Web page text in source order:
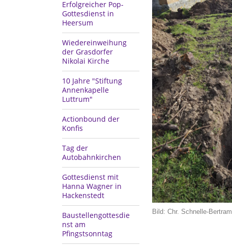
Erfolgreicher Pop-
Gottesdienst in
Heersum
Wiedereinweihung
der Grasdorfer
Nikolai Kirche
10 Jahre "Stiftung
Annenkapelle
Luttrum"
Actionbound der
Konfis
Tag der
Autobahnkirchen
Gottesdienst mit
Hanna Wagner in
Hackenstedt
Baustellengottesdie
nst am
Pfingstsonntag
Bild: Chr. Schnelle-Bertram